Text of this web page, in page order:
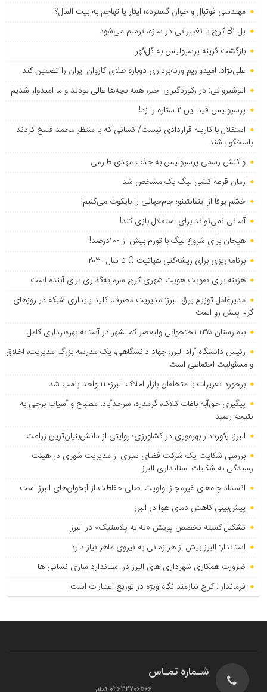
مهندسی فوتبال و خوان گسترده؛ ایثار یا تهاجم به بیت المال؟
پل B۱ کرج با تغییراتی در سازه، ترمیم می‌شود
بازگشت گزینه پرسپولیس به ‌گل‌گهر
علی‌نژاد: امیدواریم وزنه‌برداری دوباره طلای کاروان ایران را تضمین کند
انوشیروانی: در رکوردگیری اخیر، همه بچه‌ها عالی بودند و ما امیدوار شدیم
پرسپولیس قید این ۲ ستاره را زد!
استقلال با کاریله قراردادی نبست/ کسانی که با منتظر محمد فسخ کردند
پاسخگو باشند
واکنش رسمی پرسپولیس به جذب مهدی طارمی
زمان قرعه کشی لیگ یک مشخص شد
خشم یوفا از اینفانتینو؛ جام‌جهانی را بایکوت می‌کنیم!
آسانی نمی‌تواند برای استقلال بازی کند!
هیجان برای شروع لیگ با تورم بیش از ۱۰۰درصد!
برنامه‌ریزی برای ریشه‌کنی هپاتیت C تا سال ۲۰۳۰
هزینه برای تقویت هویت شهری کرج سرمایه‌گذاری برای آینده است
مدیرعامل توزیع برق البرز: مدیریت مصرف، کلید پایداری شبکه در روزهای
گرم پیش رو است
بیمارستان ۱۳۵ تختخوابی ولیعصر کمالشهر در آستانه بهره‌برداری کامل
رئیس دانشگاه آزاد البرز: جهاد دانشگاهی، یک مدرسه بزرگ مدیریت، اخلاق
و مسئولیت اجتماعی است
برخورد تعزیرات با متخلفان بازار املاک البرز؛ ۱۱ واحد پلمب شد
پیگیری حق‌آبه باغات کلاک، گرمدره، سرحدآباد، مصباح و آسیاب برجی به
نتیجه رسید
البرز، رکورددار بهره‌وری در کشاورزی؛ روایتی از دانش‌بنیان‌ترین زراعت
بررسی شکایت یک شرکت فضای سبزی از مدیریت شهری در هیئت
رسیدگی به شکایات استانداری البرز
انسداد چاه‌های غیرمجاز اولویت اصلی حفاظت از آبخوان‌های البرز است
پیش‌بینی کاهش دمای هوا در البرز
تشکیل کمیته تخصص پویش «نه به پلاستیک» در البرز
استاندار: البرز بیش از هر زمانی به نیروی ماهر نیاز دارد
ضرورت همکاری شهرداری های البرز در استاندارد سازی نشانی ها
فرماندار : کرج نیازمند نگاه ویژه در توزیع اعتبارات است
شـماره تمـاس
02632706566 نمابر